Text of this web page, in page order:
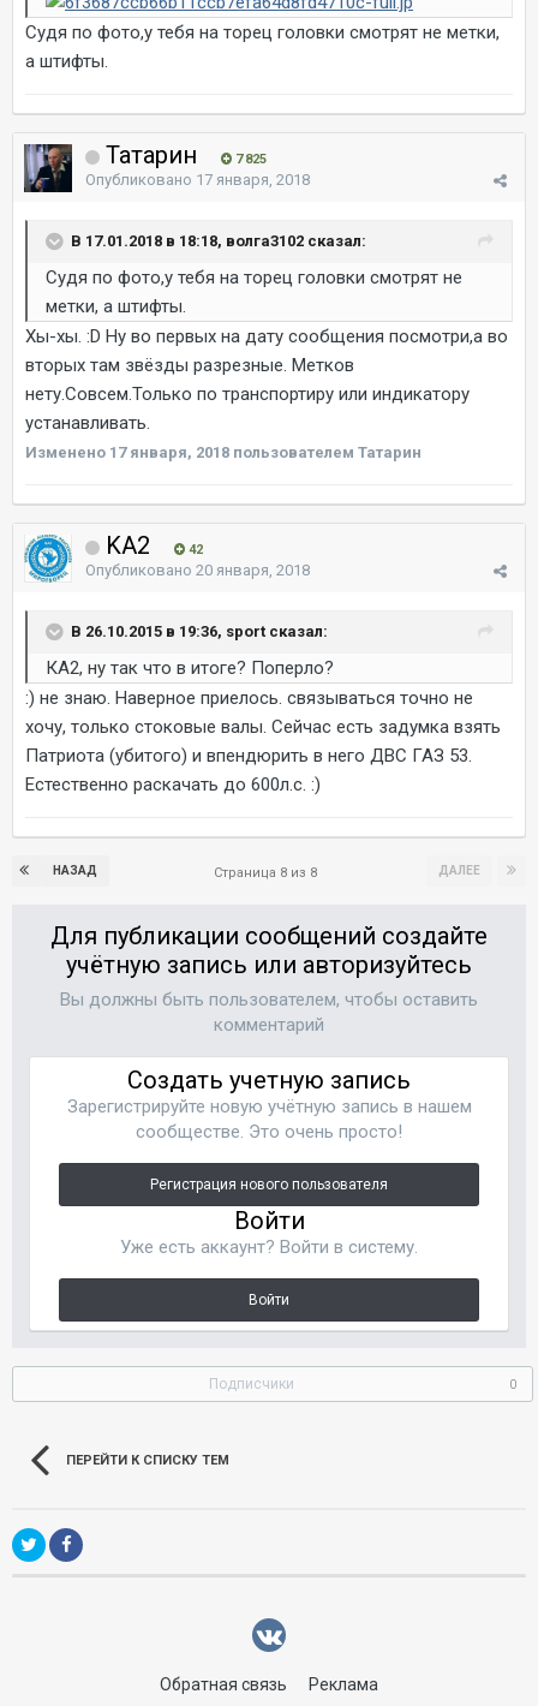
Судя по фото,у тебя на торец головки смотрят не метки,
а штифты.
Татарин 7 825
Опубликовано 17 января, 2018
В 17.01.2018 в 18:18, волга3102 сказал:
Судя по фото,у тебя на торец головки смотрят не
метки, а штифты.
Хы-хы. :D Ну во первых на дату сообщения посмотри,а во
вторых там звёзды разрезные. Метков
нету.Совсем.Только по транспортиру или индикатору
устанавливать.
Изменено 17 января, 2018 пользователем Татарин
KA2 42
Опубликовано 20 января, 2018
В 26.10.2015 в 19:36, sport сказал:
КА2, ну так что в итоге? Поперло?
:) не знаю. Наверное приелось. связываться точно не
хочу, только стоковые валы. Сейчас есть задумка взять
Патриота (убитого) и впендюрить в него ДВС ГАЗ 53.
Естественно раскачать до 600л.с. :)
НАЗАД ДАЛЕЕ
Страница 8 из 8
Для публикации сообщений создайте
учётную запись или авторизуйтесь
Вы должны быть пользователем, чтобы оставить
комментарий
Создать учетную запись
Зарегистрируйте новую учётную запись в нашем
сообществе. Это очень просто!
Регистрация нового пользователя
Войти
Уже есть аккаунт? Войти в систему.
Войти
Подписчики 0
ПЕРЕЙТИ К СПИСКУ ТЕМ
Обратная связь Реклама